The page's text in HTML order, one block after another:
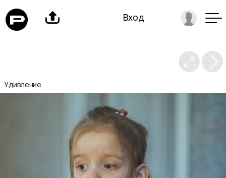
 Вход

Удивление